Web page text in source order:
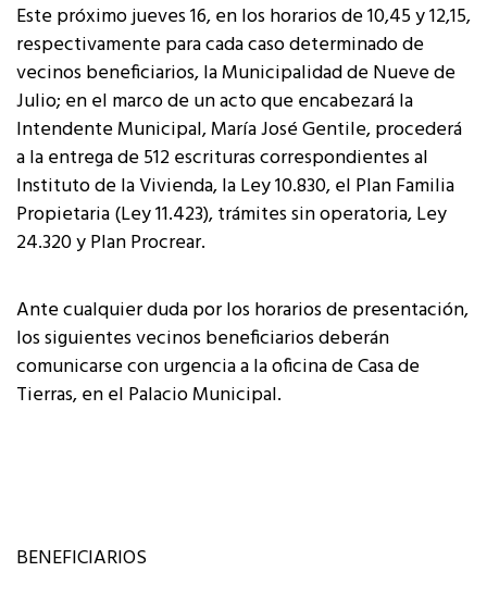
Este próximo jueves 16, en los horarios de 10,45 y 12,15,
respectivamente para cada caso determinado de
vecinos beneficiarios, la Municipalidad de Nueve de
Julio; en el marco de un acto que encabezará la
Intendente Municipal, María José Gentile, procederá
a la entrega de 512 escrituras correspondientes al
Instituto de la Vivienda, la Ley 10.830, el Plan Familia
Propietaria (Ley 11.423), trámites sin operatoria, Ley
24.320 y Plan Procrear.
Ante cualquier duda por los horarios de presentación,
los siguientes vecinos beneficiarios deberán
comunicarse con urgencia a la oficina de Casa de
Tierras, en el Palacio Municipal.
BENEFICIARIOS